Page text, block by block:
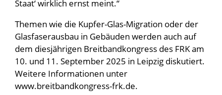
Staat‘ wirklich ernst meint.“
Themen wie die Kupfer-Glas-Migration oder der
Glasfaserausbau in Gebäuden werden auch auf
dem diesjährigen Breitbandkongress des FRK am
10. und 11. September 2025 in Leipzig diskutiert.
Weitere Informationen unter
www.breitbandkongress-frk.de.